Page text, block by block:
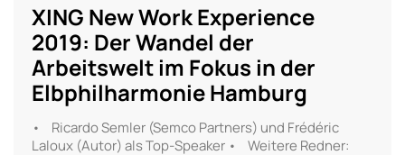
XING New Work Experience
2019: Der Wandel der
Arbeitswelt im Fokus in der
Elbphilharmonie Hamburg
• Ricardo Semler (Semco Partners) und Frédéric
Laloux (Autor) als Top-Speaker • Weitere Redner: